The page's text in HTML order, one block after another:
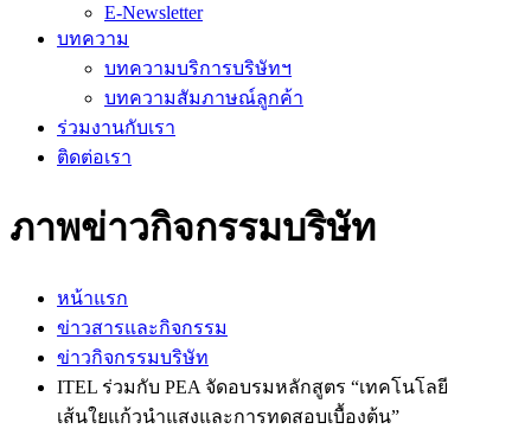
E-Newsletter
บทความ
บทความบริการบริษัทฯ
บทความสัมภาษณ์ลูกค้า
ร่วมงานกับเรา
ติดต่อเรา
ภาพข่าวกิจกรรมบริษัท
หน้าแรก
ข่าวสารและกิจกรรม
ข่าวกิจกรรมบริษัท
ITEL ร่วมกับ PEA จัดอบรมหลักสูตร “เทคโนโลยี
เส้นใยแก้วนำแสงและการทดสอบเบื้องต้น”